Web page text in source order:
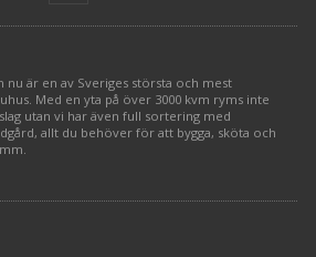
nu är en av Sveriges största och mest
Med en yta på över 3000 kvm ryms inte
utan vi har även full sortering med
allt du behöver för att bygga, sköta och